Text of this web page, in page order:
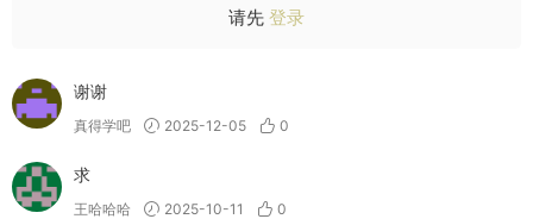
请先 登录
谢谢
真得学吧 2025-12-05 0
求
王哈哈哈 2025-10-11 0